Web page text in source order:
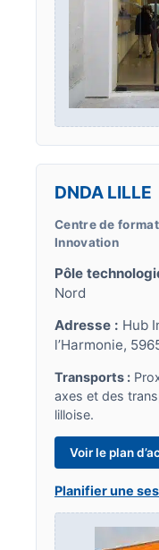
DNDA LILLE
Centre de
Innovation
Pôle
Nord
Adresse : Hub
l’Harmonie,
Transports :
axes et des
lilloise.
Voir le plan
Planifier une